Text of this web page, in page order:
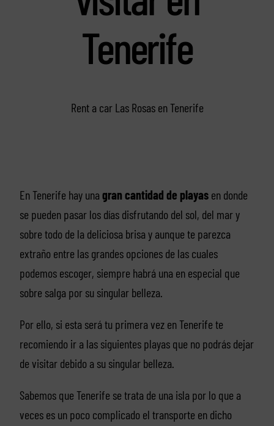
Tenerife
Rent a car Las Rosas en Tenerife
En Tenerife hay una gran cantidad de playasen donde
se pueden pasar los días disfrutando del sol, del mar y
sobre todo de la deliciosa brisa y aunque te parezca
extraño entre las grandes opciones de las cuales
podemos escoger, siempre habrá una en especial que
sobre salga por su singular belleza.
Por ello, si esta será tu primera vez en Tenerife te
recomiendo ir a las siguientes playas que no podrás dejar
de visitar debido a su singular belleza.
Sabemos que Tenerife se trata de una isla por lo que a
veces es un poco complicado el transporte en dicho